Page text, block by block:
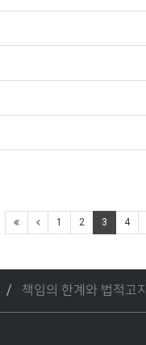
1 2 3 4
책임의 한계와 법적고지